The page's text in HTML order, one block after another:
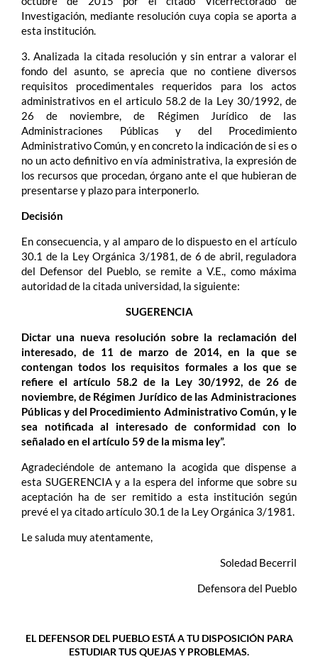
Investigación, mediante resolución cuya copia se aporta a
esta institución.
3. Analizada la citada resolución y sin entrar a valorar el
fondo del asunto, se aprecia que no contiene diversos
requisitos procedimentales requeridos para los actos
administrativos en el articulo 58.2 de la Ley 30/1992, de
26 de noviembre, de Régimen Jurídico de las
Administraciones Públicas y del Procedimiento
Administrativo Común, y en concreto la indicación de si es o
no un acto definitivo en vía administrativa, la expresión de
los recursos que procedan, órgano ante el que hubieran de
presentarse y plazo para interponerlo.
Decisión
En consecuencia, y al amparo de lo dispuesto en el artículo
30.1 de la Ley Orgánica 3/1981, de 6 de abril, reguladora
del Defensor del Pueblo, se remite a V.E., como máxima
autoridad de la citada universidad, la siguiente:
SUGERENCIA
Dictar una nueva resolución sobre la reclamación del
interesado, de 11 de marzo de 2014, en la que se
contengan todos los requisitos formales a los que se
refiere el artículo 58.2 de la Ley 30/1992, de 26 de
noviembre, de Régimen Jurídico de las Administraciones
Públicas y del Procedimiento Administrativo Común, y le
sea notificada al interesado de conformidad con lo
señalado en el artículo 59 de la misma ley”.
Agradeciéndole de antemano la acogida que dispense a
esta SUGERENCIA y a la espera del informe que sobre su
aceptación ha de ser remitido a esta institución según
prevé el ya citado artículo 30.1 de la Ley Orgánica 3/1981.
Le saluda muy atentamente,
Soledad Becerril
Defensora del Pueblo
EL DEFENSOR DEL PUEBLO ESTÁ A TU DISPOSICIÓN PARA
ESTUDIAR TUS QUEJAS Y PROBLEMAS.